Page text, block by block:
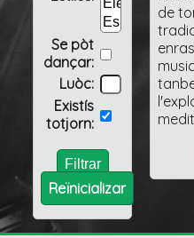
de
Se pòt
dançar:
Luòc:
Existís
totjorn:
Reïnicializar